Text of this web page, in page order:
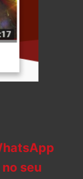
seu